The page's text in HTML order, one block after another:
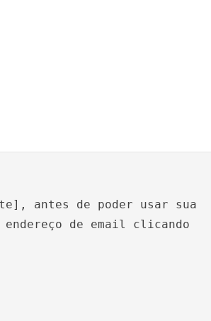
antes de poder usar sua
de email clicando